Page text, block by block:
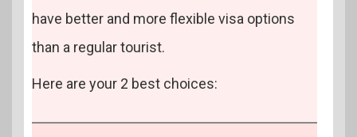
have better and more flexible visa options
than a regular tourist.
Here are your 2 best choices: